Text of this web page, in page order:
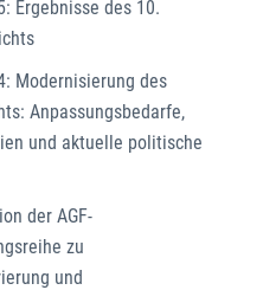
Ergebnisse des 10.
Modernisierung des
Anpassungsbedarfe,
und aktuelle politische
der AGF-
zu
und